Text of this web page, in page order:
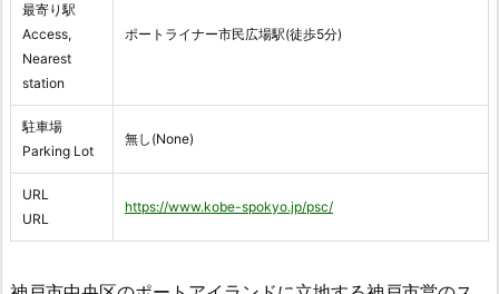
最寄り駅
Access,
Nearest
station
ポートライナー市民広場駅(徒歩5分)
駐車場
Parking Lot
無し(None)
URL
URL
https://www.kobe-spokyo.jp/psc/